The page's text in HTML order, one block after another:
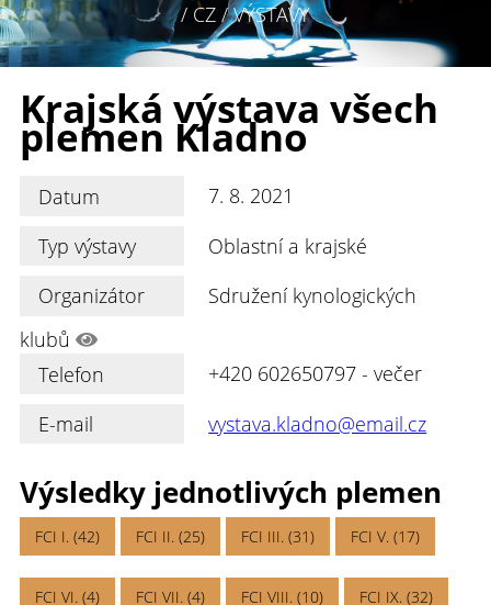
/ CZ / VÝSTAVY
Krajská výstava všech
plemen Kladno
Datum
7. 8. 2021
Typ výstavy
Oblastní a krajské
Organizátor
Sdružení kynologických
klubů
Telefon
+420 602650797 - večer
E-mail
vystava.kladno@email.cz
Výsledky jednotlivých plemen
FCI I. (42) FCI II. (25) FCI III. (31) FCI V. (17)
FCI VI. (4) FCI VII. (4) FCI VIII. (10) FCI IX. (32)